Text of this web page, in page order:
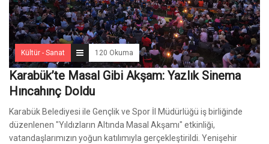
Kültür - Sanat 120 Okuma
Karabük’te Masal Gibi Akşam: Yazlık Sinema
Hıncahınç Doldu
Karabük Belediyesi ile Gençlik ve Spor İl Müdürlüğü iş birliğinde
düzenlenen "Yıldızların Altında Masal Akşamı" etkinliği,
vatandaşlarımızın yoğun katılımıyla gerçekleştirildi. Yenişehir